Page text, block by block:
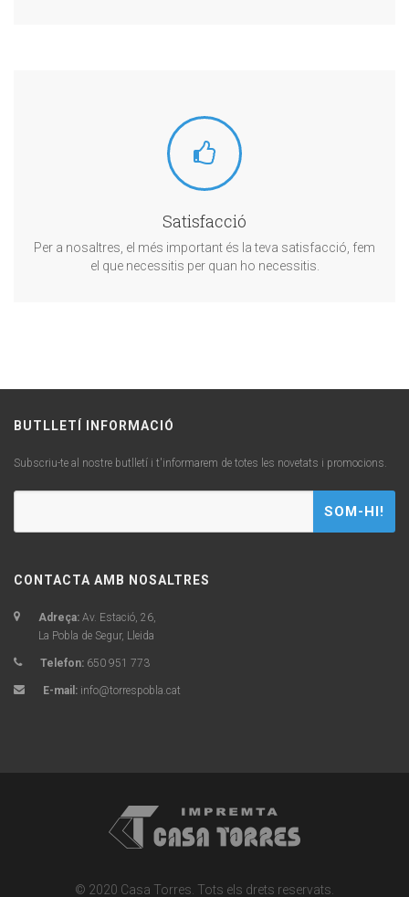
Satisfacció
Per a nosaltres, el més important és la teva satisfacció, fem
el que necessitis per quan ho necessitis.
BUTLLETÍ INFORMACIÓ
Subscriu-te al nostre butlletí i t'informarem de totes les novetats i promocions.
SOM-HI!
CONTACTA AMB NOSALTRES
Adreça: Av. Estació, 26,
La Pobla de Segur, Lleida
Telefon: 650 951 773
E-mail: info@torrespobla.cat
© 2020 Casa Torres. Tots els drets reservats.